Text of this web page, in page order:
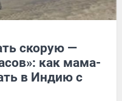
скорую —
как мама-
в Индию с